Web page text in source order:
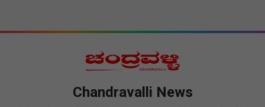
Chandravalli News